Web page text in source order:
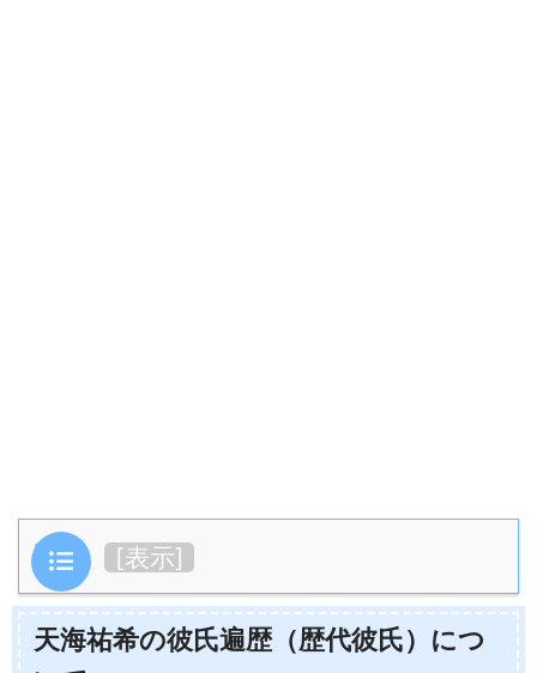
目次 [表示]
天海祐希の彼氏遍歴（歴代彼氏）につ